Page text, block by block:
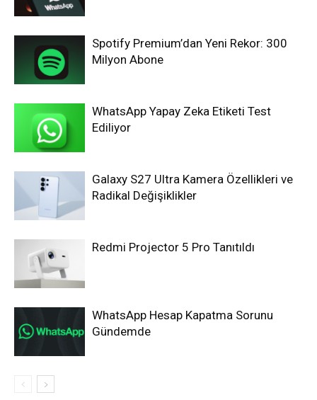
Spotify Premium’dan Yeni Rekor: 300
Milyon Abone
WhatsApp Yapay Zeka Etiketi Test
Ediliyor
Galaxy S27 Ultra Kamera Özellikleri ve
Radikal Değişiklikler
Redmi Projector 5 Pro Tanıtıldı
WhatsApp Hesap Kapatma Sorunu
Gündemde